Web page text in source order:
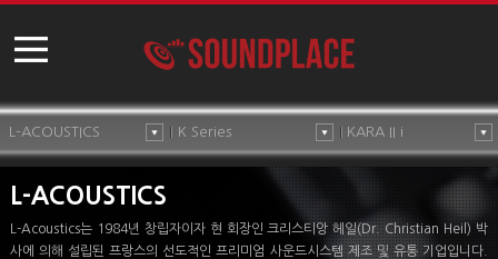
L-ACOUSTICS K Series KARA II i
L-ACOUSTICS
L-Acoustics는 1984년 창립자이자 현 회장인 크리스티앙 헤일(Dr. Christian Heil) 박
사에 의해 설립된 프랑스의 선도적인 프리미엄 사운드시스템 제조 및 유통 기업입니다.